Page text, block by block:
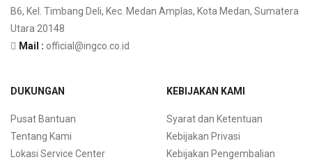
B6, Kel. Timbang Deli, Kec. Medan Amplas, Kota Medan, Sumatera
Utara 20148
Mail : official@ingco.co.id
DUKUNGAN
Pusat Bantuan
Tentang Kami
Lokasi Service Center
KEBIJAKAN KAMI
Syarat dan Ketentuan
Kebijakan Privasi
Kebijakan Pengembalian